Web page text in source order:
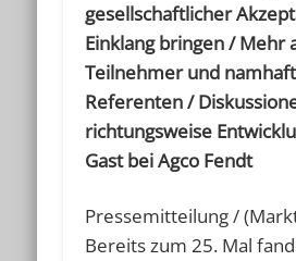
gesellschaftlicher
Einklang bringen / Mehr
Teilnehmer und
Referenten /
richtungsweise
Gast bei Agco Fendt
Pressemitteilung /
Bereits zum 25. Mal